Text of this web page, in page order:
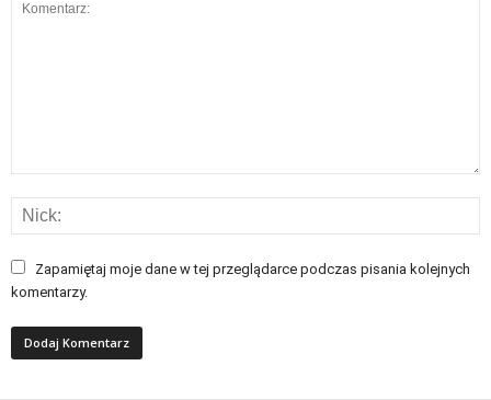
Zapamiętaj moje dane w tej przeglądarce podczas pisania kolejnych
komentarzy.